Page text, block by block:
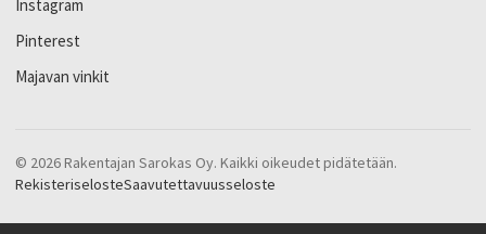
Instagram
Pinterest
Majavan vinkit
© 2026 Rakentajan Sarokas Oy. Kaikki oikeudet pidätetään.
RekisteriselosteSaavutettavuusseloste